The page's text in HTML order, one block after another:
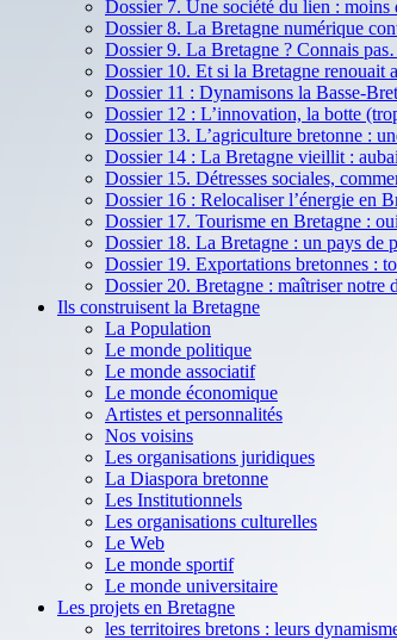
Dossier 7. Une société du lien : moins
Dossier 8. La Bretagne numérique
Dossier 9. La Bretagne ? Connais
Dossier 10. Et si la Bretagne renouait
Dossier 11 : Dynamisons la Basse-
Dossier 12 : L’innovation, la botte
Dossier 13. L’agriculture bretonne :
Dossier 14 : La Bretagne vieillit :
Dossier 15. Détresses sociales,
Dossier 16 : Relocaliser l’énergie en
Dossier 17. Tourisme en Bretagne :
Dossier 18. La Bretagne : un pays de
Dossier 19. Exportations bretonnes :
Dossier 20. Bretagne : maîtriser notre
Ils construisent la Bretagne
La Population
Le monde politique
Le monde associatif
Le monde économique
Artistes et personnalités
Nos voisins
Les organisations juridiques
La Diaspora bretonne
Les Institutionnels
Les organisations culturelles
Le Web
Le monde sportif
Le monde universitaire
Les projets en Bretagne
les territoires bretons : leurs